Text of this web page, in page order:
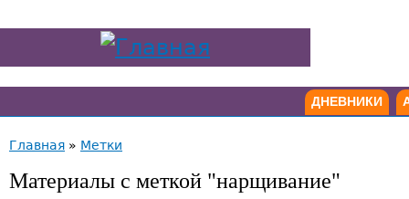
ДНЕВНИКИ
Главная » Метки
Материалы с меткой "нарщивание"